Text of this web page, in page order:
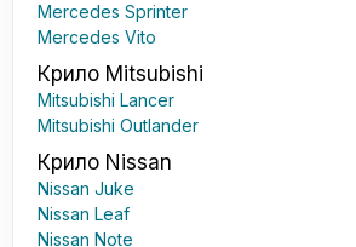
Mercedes Sprinter
Mercedes Vito
Крило Mitsubishi
Mitsubishi Lancer
Mitsubishi Outlander
Крило Nissan
Nissan Juke
Nissan Leaf
Nissan Note